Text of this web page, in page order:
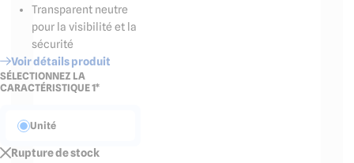
Transparent neutre
pour la visibilité et la
sécurité
Voir détails produit
SÉLECTIONNEZ LA
CARACTÉRISTIQUE 1*
Unité
Rupture de stock